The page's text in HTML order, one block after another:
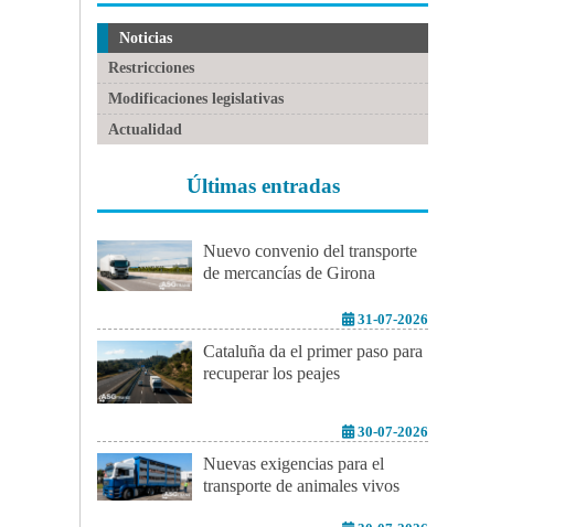
Noticias
Restricciones
Modificaciones legislativas
Actualidad
Últimas entradas
Nuevo convenio del transporte
de mercancías de Girona
31-07-2026
Cataluña da el primer paso para
recuperar los peajes
30-07-2026
Nuevas exigencias para el
transporte de animales vivos